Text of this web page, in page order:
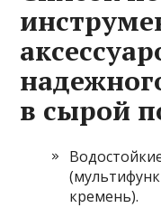
в сырой
кремень).